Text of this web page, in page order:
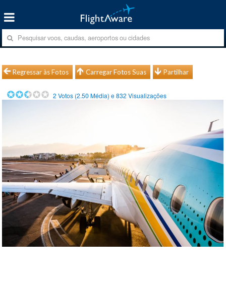
Regressar às Fotos Carregar Fotos Suas Partilhar
2 Votos (2.50 Média) e832 Visualizações